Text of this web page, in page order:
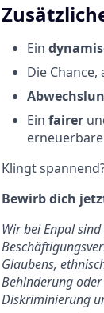
Ein
Die Chance,
Ein fairer
Klingt
Bewirb dich
Wir bei Enpal
Glaubens,
Behinderung
Diskriminierung